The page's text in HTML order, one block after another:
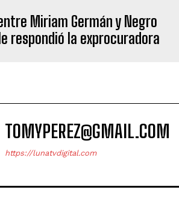
Miriam Germán y Negro
respondió la exprocuradora
TOMYPEREZ@GMAIL.COM
https://lunatvdigital.com